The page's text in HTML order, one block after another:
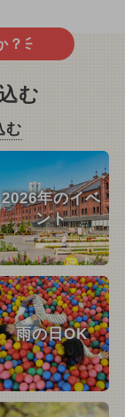
？
む
む
2026年のイベ
ント
雨の日OK